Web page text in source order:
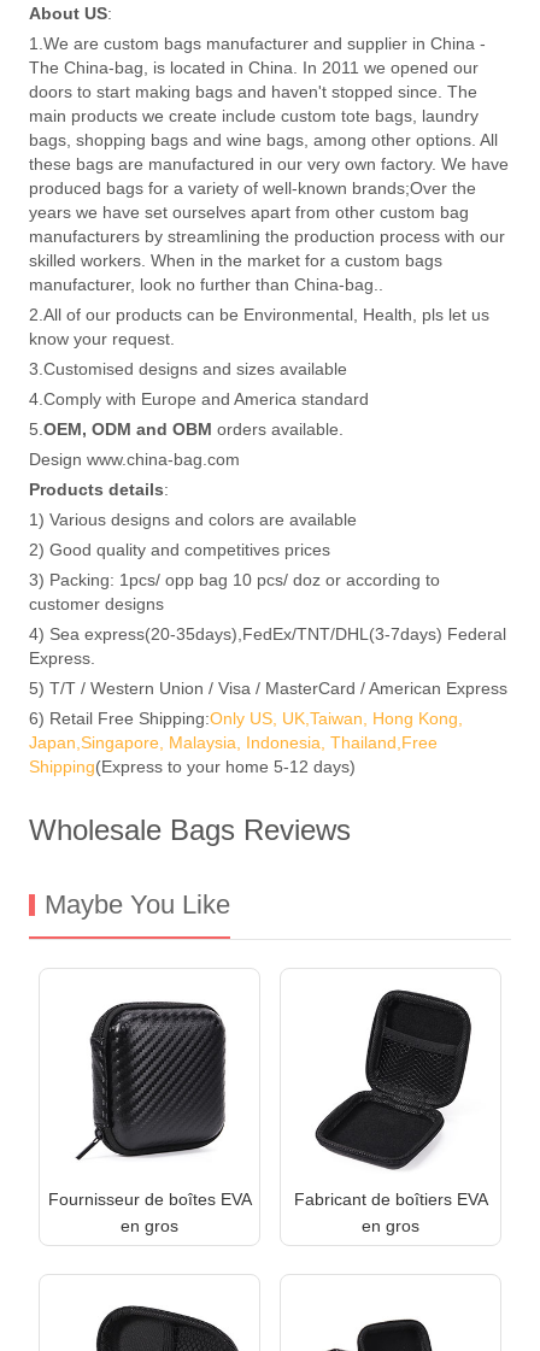
About US:
1.We are custom bags manufacturer and supplier in China -
The China-bag, is located in China. In 2011 we opened our
doors to start making bags and haven't stopped since. The
main products we create include custom tote bags, laundry
bags, shopping bags and wine bags, among other options. All
these bags are manufactured in our very own factory. We have
produced bags for a variety of well-known brands;Over the
years we have set ourselves apart from other custom bag
manufacturers by streamlining the production process with our
skilled workers. When in the market for a custom bags
manufacturer, look no further than China-bag..
2.All of our products can be Environmental, Health, pls let us
know your request.
3.Customised designs and sizes available
4.Comply with Europe and America standard
5. OEM, ODM and OBM orders available.
Design www.china-bag.com
Products details:
1) Various designs and colors are available
2) Good quality and competitives prices
3) Packing: 1pcs/ opp bag 10 pcs/ doz or according to
customer designs
4) Sea express(20-35days),FedEx/TNT/DHL(3-7days) Federal
Express.
5) T/T / Western Union / Visa / MasterCard / American Express
6) Retail Free Shipping:Only US, UK,Taiwan, Hong Kong,
Japan,Singapore, Malaysia, Indonesia, Thailand,Free
Shipping(Express to your home 5-12 days)
Wholesale Bags Reviews
Maybe You Like
Fournisseur de boîtes EVA
en gros
Fabricant de boîtiers EVA
en gros